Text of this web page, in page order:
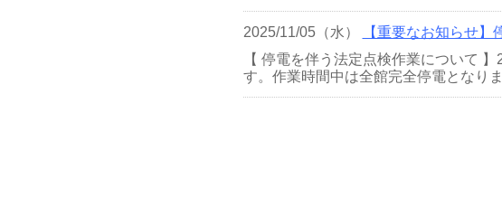
2025/11/05（水）
【重要なお知らせ
【 停電を伴う法定点検作業について
す。作業時間中は全館完全停電となり